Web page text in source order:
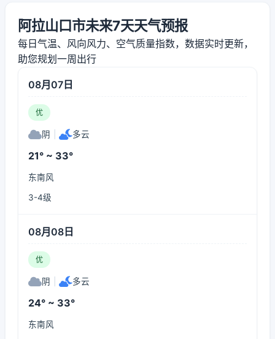
阿拉山口市未来7天天气预报
每日气温、风向风力、空气质量指数，数据实时更新，
助您规划一周出行
08月07日
优
阴 多云
21° ~ 33°
东南风
3-4级
08月08日
优
阴 多云
24° ~ 33°
东南风